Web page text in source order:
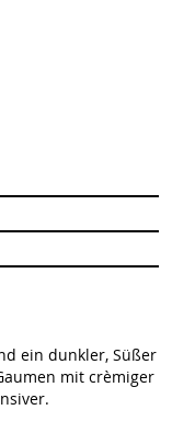
ein dunkler, Süßer
mit crèmiger